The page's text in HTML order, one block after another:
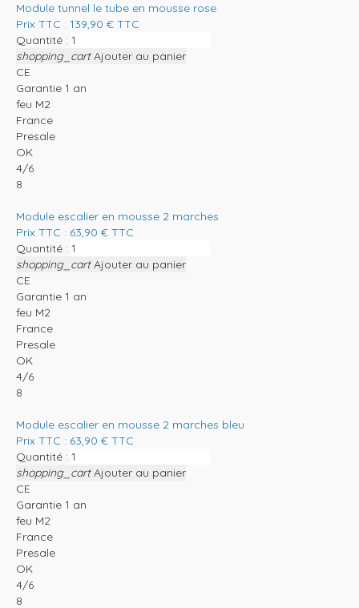
Module tunnel le tube en mousse rose
Prix TTC : 139,90 € TTC
Quantité :
shopping_cart Ajouter au panier
CE
Garantie 1 an
feu M2
France
Presale
OK
4/6
8
Module escalier en mousse 2 marches
Prix TTC : 63,90 € TTC
Quantité :
shopping_cart Ajouter au panier
CE
Garantie 1 an
feu M2
France
Presale
OK
4/6
8
Module escalier en mousse 2 marches bleu
Prix TTC : 63,90 € TTC
Quantité :
shopping_cart Ajouter au panier
CE
Garantie 1 an
feu M2
France
Presale
OK
4/6
8